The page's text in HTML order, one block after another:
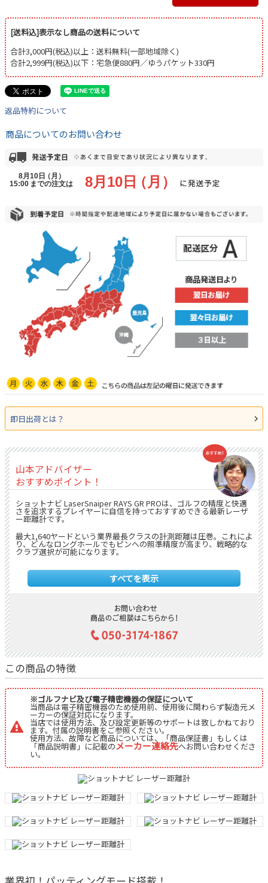
[送料込]表示なし商品の送料について
合計3,000円(税込)以上：送料無料(一部地域除く)
合計2,999円(税込)以下：宅急便880円／ゆうパケット330円
返品特約について
商品についてのお問い合わせ
即日出荷とは？
山本アドバイザー
おすすめポイント！
ショットナビ LaserSnaiper RAYS GR PROは、ゴルフの精度と快適
さを追求するプレイヤーに自信を持っておすすめできる最新レーザ
ー距離計です。
最大1,640ヤードという業界最長クラスの計測距離は圧巻。これによ
り、どんなロングホールでもピンへの照準精度が高まり、戦略的な
クラブ選択が可能になります。
計測モードは「ポイント計測」「ピンシーク計測」「スキャン計
測」の3種類を搭載。
での距離を瞬時かつ正確に測定でき、状況に応じた使い分けができ
軽量・コンパクトなボディで「遠くのピンも一発計測」「どんな天
候でも視認性抜群」「エコで手間いらず」、ゴルフをもっと楽し
く、もっと正確にしたい方にぴったりの一台です
すべてを表示
この商品の特徴
※ゴルフナビ及び電子精密機器の保証について
当商品は電子精密機器のため使用前、使用後に関わらず製造元メ
ーカーの保証対応になります。
当店では使用方法、及び設定更新等のサポートは致しかねており
ます。付属の説明書をご参照ください。
使用方法、故障など商品については、「商品保証書」もしくは
「商品説明書」に記載のメーカー連絡先へお問い合わせくださ
い。